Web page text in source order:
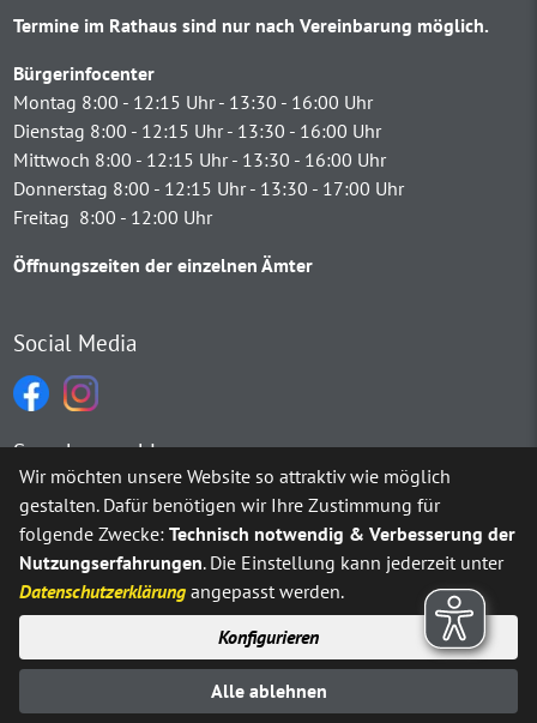
Termine im Rathaus sind nur nach Vereinbarung möglich.
Bürgerinfocenter
Montag 8:00 - 12:15 Uhr - 13:30 - 16:00 Uhr
Dienstag 8:00 - 12:15 Uhr - 13:30 - 16:00 Uhr
Mittwoch 8:00 - 12:15 Uhr - 13:30 - 16:00 Uhr
Donnerstag 8:00 - 12:15 Uhr - 13:30 - 17:00 Uhr
Freitag 8:00 - 12:00 Uhr
Öffnungszeiten der einzelnen Ämter
Social Media
Sprachauswahl
Möchten Sie vonGoogle Translate bereitgestellte externe
Ja Immer
Impressum Datenschutz
Erklärung zur Barrierefreiheit Kontakt
Wir möchten unsere Website so attraktiv wie möglich
gestalten. Dafür benötigen wir Ihre Zustimmung für
folgende Zwecke:Technisch notwendig & Verbesserung der
Nutzungserfahrungen. Die Einstellung kann jederzeit unter
Datenschutzerklärung angepasst werden.
Konfigurieren
Alle ablehnen